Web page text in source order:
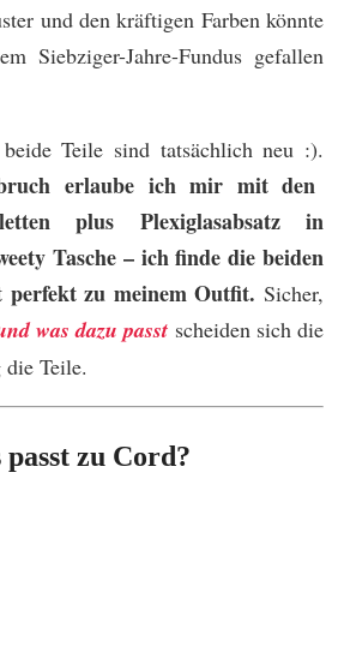
und den kräftigen Farben könnte
Siebziger-Jahre-Fundus gefallen
Teile sind tatsächlich neu :).
erlaube ich mir mit den
plus Plexiglasabsatz in
Tasche – ich finde die beiden
perfekt zu meinem Outfit. Sicher,
was dazu passt scheiden sich die
Teile.
passt zu Cord?